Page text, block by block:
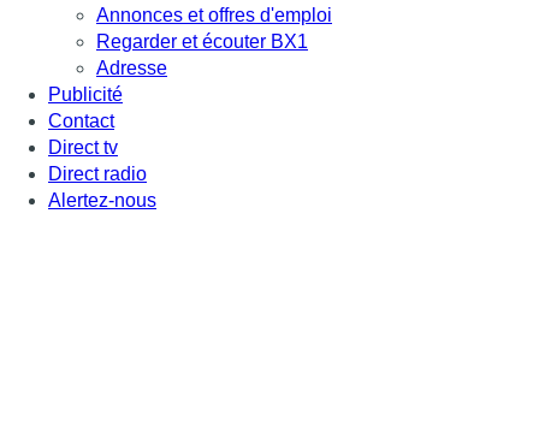
Annonces et offres d'emploi
Regarder et écouter BX1
Adresse
Publicité
Contact
Direct tv
Direct radio
Alertez-nous